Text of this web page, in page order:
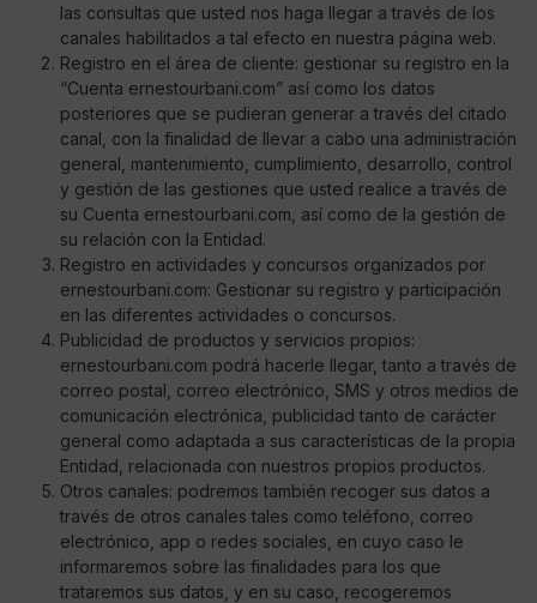
las consultas que usted nos haga llegar a través de los
canales habilitados a tal efecto en nuestra página web.
Registro en el área de cliente: gestionar su registro en la
“Cuenta ernestourbani.com” así como los datos
posteriores que se pudieran generar a través del citado
canal, con la finalidad de llevar a cabo una administración
general, mantenimiento, cumplimiento, desarrollo, control
y gestión de las gestiones que usted realice a través de
su Cuenta ernestourbani.com, así como de la gestión de
su relación con la Entidad.
Registro en actividades y concursos organizados por
ernestourbani.com: Gestionar su registro y participación
en las diferentes actividades o concursos.
Publicidad de productos y servicios propios:
ernestourbani.com podrá hacerle llegar, tanto a través de
correo postal, correo electrónico, SMS y otros medios de
comunicación electrónica, publicidad tanto de carácter
general como adaptada a sus características de la propia
Entidad, relacionada con nuestros propios productos.
Otros canales: podremos también recoger sus datos a
través de otros canales tales como teléfono, correo
electrónico, app o redes sociales, en cuyo caso le
informaremos sobre las finalidades para los que
trataremos sus datos, y en su caso, recogeremos